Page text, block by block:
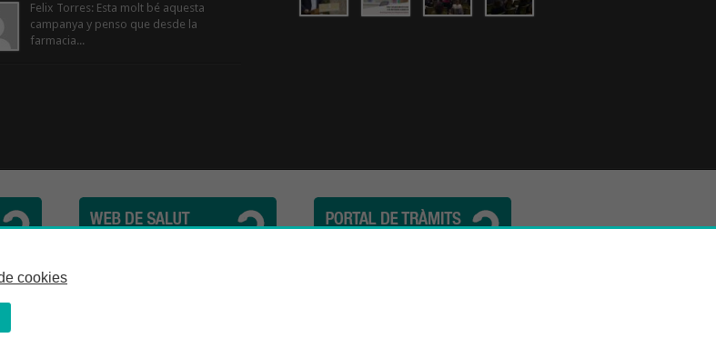
Felix Torres: Esta molt bé aquesta
campanya y penso que desde la
farmacia...
de Barcelona | C. Girona, n° 64-66 - 08009 Barcelona | Tel. (34) 932 44 07 10
cookies